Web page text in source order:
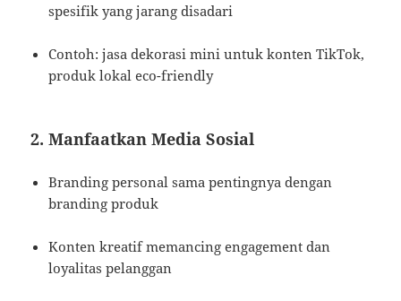
spesifik yang jarang disadari
Contoh: jasa dekorasi mini untuk konten TikTok,
produk lokal eco-friendly
2. Manfaatkan Media Sosial
Branding personal sama pentingnya dengan
branding produk
Konten kreatif memancing engagement dan
loyalitas pelanggan